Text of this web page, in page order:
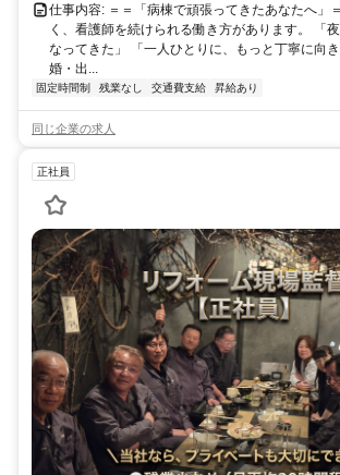
仕事内容: ＝＝「病棟で頑張ってきたあなたへ」
く、看護師を続けられる働き方があります。 「
なってきた」 「一人ひとりに、もっと丁寧に向
婚・出...
固定時間制 残業なし 交通費支給 昇給あり
同じ企業の求人
正社員